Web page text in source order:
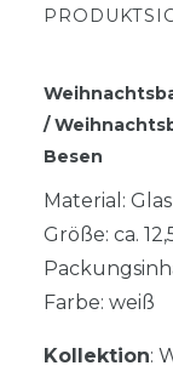
/
Besen
Material: Glas
Größe: ca.
Farbe: weiß
Kollektion: